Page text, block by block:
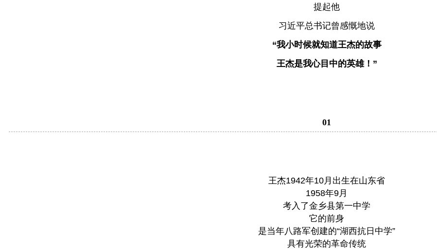
提起他
习近平总书记曾感慨地说
“我小时候就知道王杰的故事
王杰是我心目中的英雄！ ”
01
王杰1942年10月出生在山东省
1958年9月
考入了金乡县第一中学
它的前身
是当年八路军创建的“湖西抗日中学”
具有光荣的革命传统